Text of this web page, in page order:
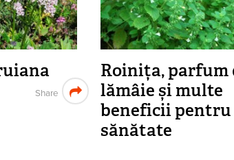
Share
Roinița, parfum
lămâie și multe
beneficii pentru
sănătate